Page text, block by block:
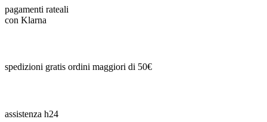
pagamenti rateali
con Klarna
spedizioni gratis ordini maggiori di 50€
assistenza h24